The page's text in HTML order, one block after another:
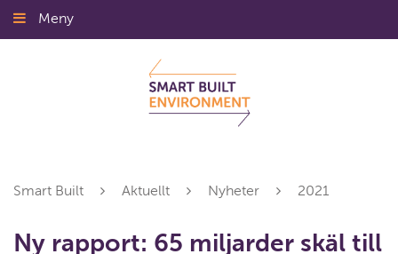
Gå
till
Meny
Smart Built Aktuellt Nyheter 2021
Ny rapport: 65 miljarder skäl till